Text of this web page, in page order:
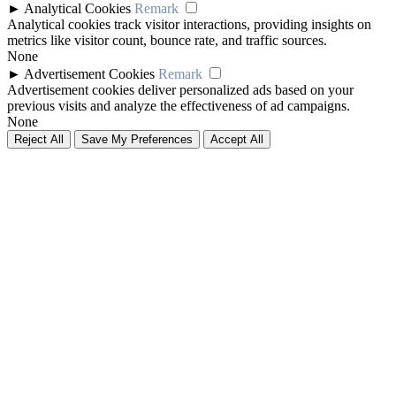
► Analytical Cookies Remark
Analytical cookies track visitor interactions, providing insights on
metrics like visitor count, bounce rate, and traffic sources.
None
► Advertisement Cookies Remark
Advertisement cookies deliver personalized ads based on your
previous visits and analyze the effectiveness of ad campaigns.
None
Reject All Save My Preferences Accept All